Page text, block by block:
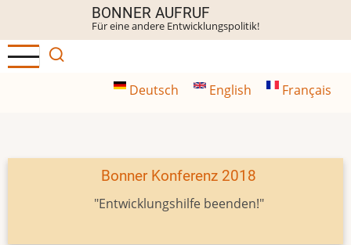
Inhalt
BONNER AUFRUF
Für eine andere Entwicklungspolitik!
Deutsch English Français
Bonner Konferenz 2018
"Entwicklungshilfe beenden!"